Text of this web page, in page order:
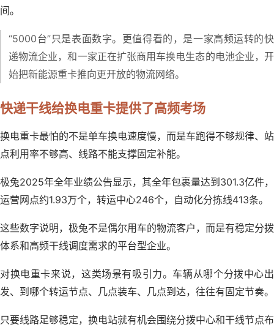
间。
“5000台”只是表面数字。更值得看的，是一家高频运转的快
递物流企业，和一家正在扩张商用车换电生态的电池企业，开
始把新能源重卡推向更开放的物流网络。
快递干线给换电重卡提供了高频考场
换电重卡最怕的不是单车换电速度慢，而是车跑得不够规律、站
点利用率不够高、线路不能支撑固定补能。
极兔2025年全年业绩公告显示，其全年包裹量达到301.3亿件，
运营网点约1.93万个，转运中心246个，自动化分拣线413条。
这些数字说明，极兔不是偶尔用车的物流客户，而是有稳定分拨
体系和高频干线调度需求的平台型企业。
对换电重卡来说，这类场景有吸引力。车辆从哪个分拨中心出
发、到哪个转运节点、几点装车、几点到达，往往有固定节奏。
只要线路足够稳定，换电站就有机会围绕分拨中心和干线节点布